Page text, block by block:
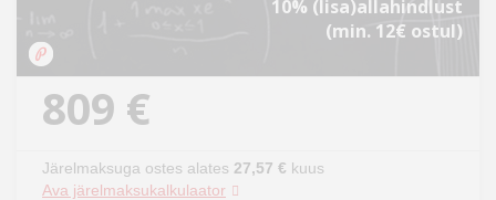
10% (lisa)allahindlust
(min. 12€ ostul)
809 €
Järelmaksuga ostes alates 27,57 € kuus
Ava järelmaksukalkulaator
&
hobi
Mänguasjad
Auto